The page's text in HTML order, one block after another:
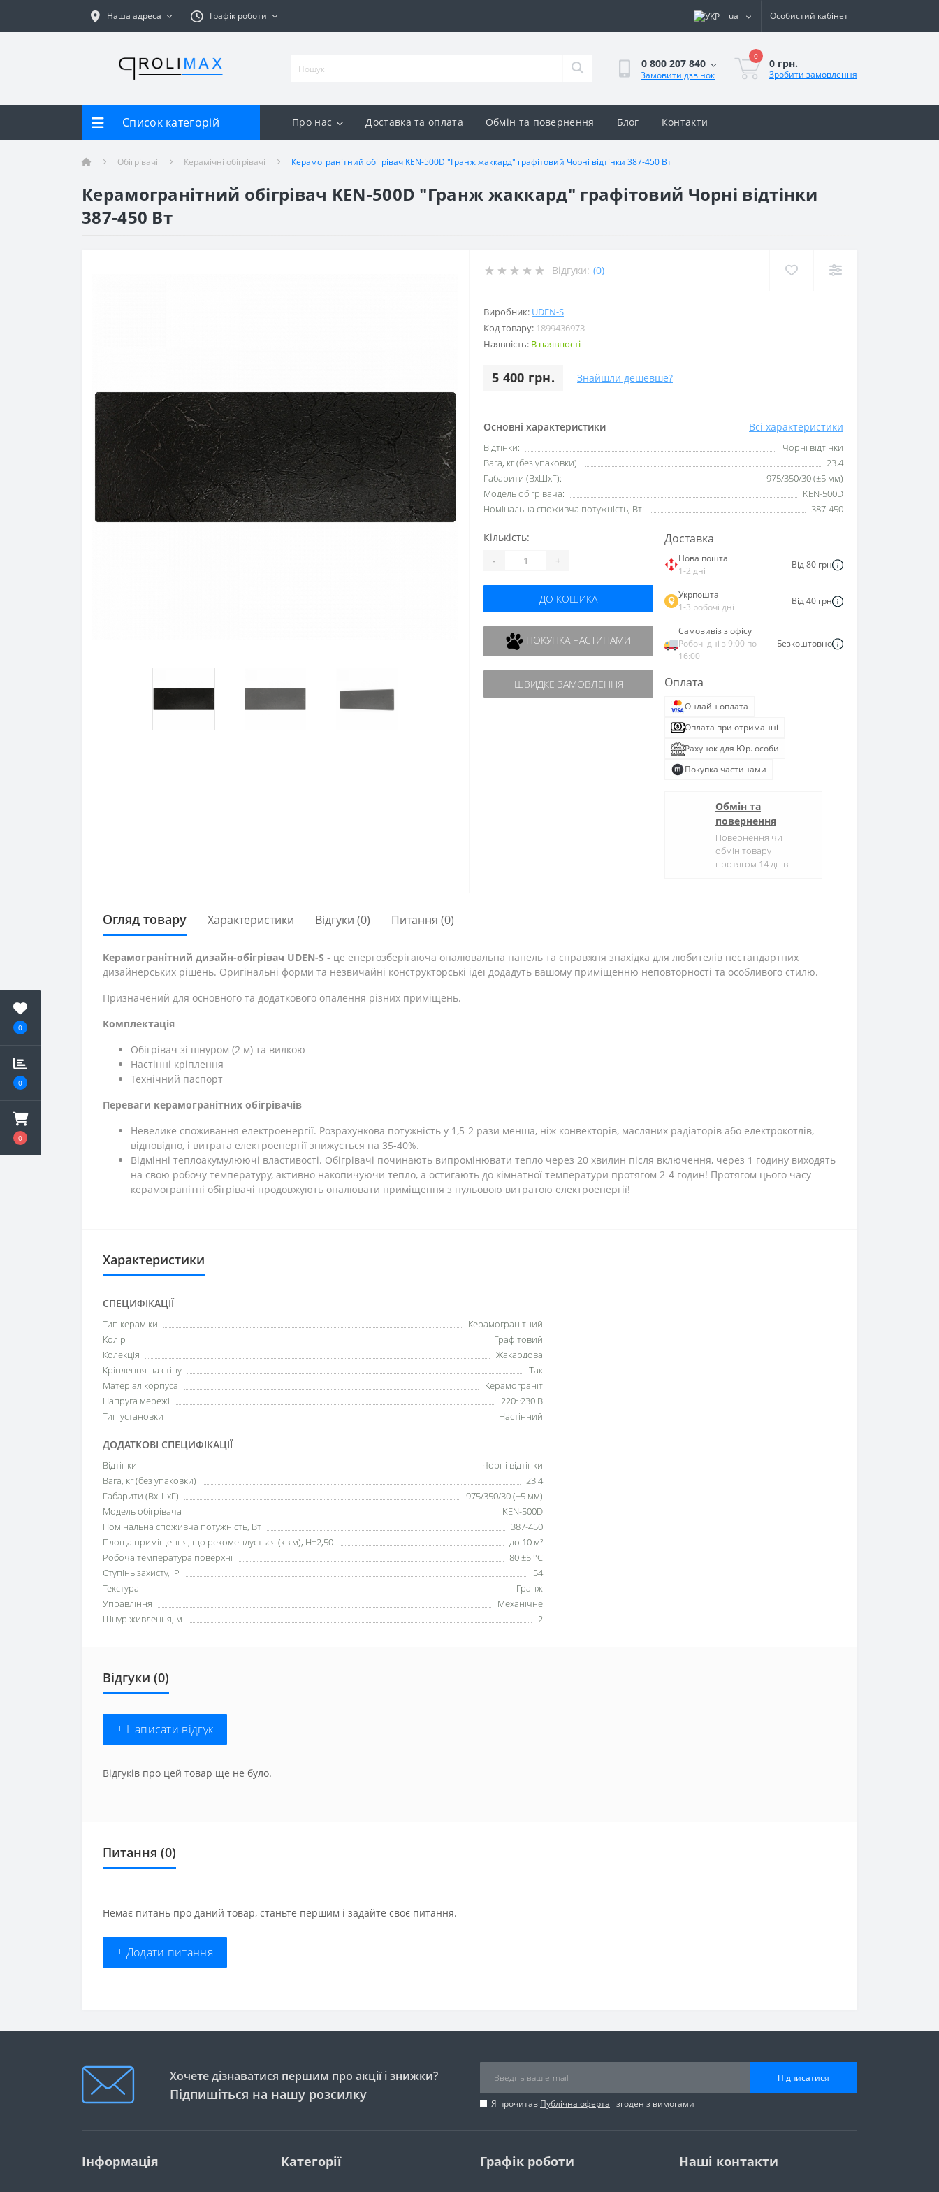
0
0
0
Наша адреса Графік роботи ua Особистий кабінет
0 800 207 840
Замовити дзвінок
0
0 грн.
Зробити замовлення
Список категорій Про нас Доставка та оплата Обмін та повернення Блог Контакти
Обігрівачі Керамічні обігрівачі Керамогранітний обігрівач KEN-500D "Гранж жаккард" графітовий Чорні відтінки 387-450 Вт
Керамогранітний обігрівач KEN-500D "Гранж жаккард" графітовий Чорні відтінки
387-450 Вт
Відгуки: (0)
Виробник: UDEN-S
Код товару: 1899436973
Наявність: В наявності
5 400 грн. Знайшли дешевше?
Основні характеристики Всі характеристики
Відтінки:
Чорні відтінки
Вага, кг (без упаковки):
23.4
Габарити (ВхШхГ):
975/350/30 (±5 мм)
Модель обігрівача:
KEN-500D
Номінальна споживча потужність, Вт:
387-450
Кількість:
- +
ДО КОШИКА
ПОКУПКА ЧАСТИНАМИ
ШВИДКЕ ЗАМОВЛЕННЯ
Доставка
Нова пошта
1-2 дні
Від 80 грн
Укрпошта
1-3 робочі дні
Від 40 грн
Самовивіз з офісу
Робочі дні з 9:00 по
16:00
Безкоштовно
Оплата
Онлайн оплата
Оплата при отриманні
Рахунок для Юр. особи
Покупка частинами
Обмін та
повернення
Повернення чи
обмін товару
протягом 14 днів
Огляд товару Характеристики Відгуки (0) Питання (0)
Керамогранітний дизайн-обігрівач UDEN-S - це енергозберігаюча опалювальна панель та справжня знахідка для любителів нестандартних
дизайнерських рішень. Оригінальні форми та незвичайні конструкторські ідеї додадуть вашому приміщенню неповторності та особливого стилю.
Призначений для основного та додаткового опалення різних приміщень.
Комплектація
Обігрівач зі шнуром (2 м) та вилкою
Настінні кріплення
Технічний паспорт
Переваги керамогранітних обігрівачів
Невелике споживання електроенергії. Розрахункова потужність у 1,5-2 рази менша, ніж конвекторів, масляних радіаторів або електрокотлів,
відповідно, і витрата електроенергії знижується на 35-40%.
Відмінні теплоакумулюючі властивості. Обігрівачі починають випромінювати тепло через 20 хвилин після включення, через 1 годину виходять
на свою робочу температуру, активно накопичуючи тепло, а остигають до кімнатної температури протягом 2-4 годин! Протягом цього часу
керамогранітні обігрівачі продовжують опалювати приміщення з нульовою витратою електроенергії!
Характеристики
СПЕЦИФІКАЦІЇ
Тип кераміки
Керамогранітний
Колір
Графітовий
Колекція
Жакардова
Кріплення на стіну
Так
Матеріал корпуса
Керамограніт
Напруга мережі
220~230 В
Тип установки
Настінний
ДОДАТКОВІ СПЕЦИФІКАЦІЇ
Відтінки
Чорні відтінки
Вага, кг (без упаковки)
23.4
Габарити (ВхШхГ)
975/350/30 (±5 мм)
Модель обігрівача
KEN-500D
Номінальна споживча потужність, Вт
387-450
Площа приміщення, що рекомендується (кв.м), H=2,50
до 10 м²
Робоча температура поверхні
80 ±5 °С
Ступінь захисту, IP
54
Текстура
Гранж
Управління
Механічне
Шнур живлення, м
2
Відгуки (0)
+ Написати відгук
Відгуків про цей товар ще не було.
Питання (0)
Немає питань про даний товар, станьте першим і задайте своє питання.
+ Додати питання
Хочете дізнаватися першим про акції і знижки?
Підпишіться на нашу розсилку
Підписатися
Я прочитав Публічна оферта і згоден з вимогами
Інформація Категорії Графік роботи Наші контакти